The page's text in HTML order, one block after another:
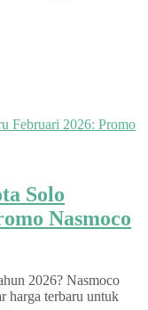
Solo
Nasmoco
2026? Nasmoco
harga terbaru untuk